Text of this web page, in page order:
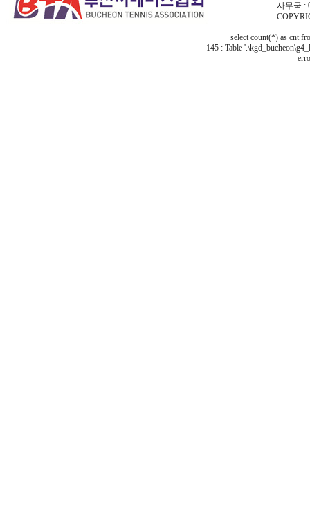
사무국 :
select count(*) as cnt
145 : Table